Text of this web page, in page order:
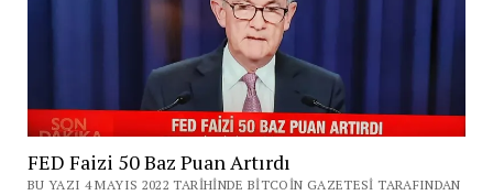
FED Faizi 50 Baz Puan Artırdı
BU YAZI 4 MAYIS 2022 TARIHINDE BITCOIN GAZETESI TARAFINDAN